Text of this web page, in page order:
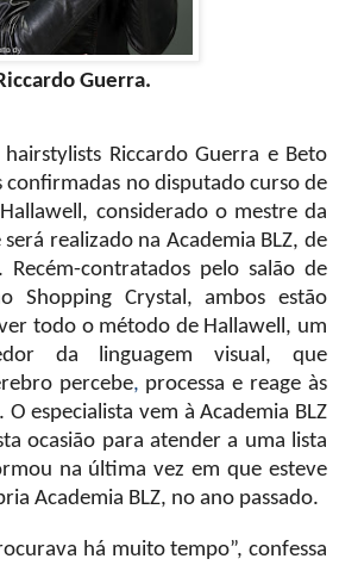
Guerra.
hairstylists Riccardo Guerra e Beto
confirmadas no disputado curso de
considerado o mestre da
realizado na Academia BLZ, de
contratados pelo salão de
Shopping Crystal, ambos estão
todo o método de Hallawell, um
da linguagem visual, que
percebe, processa e reage às
O especialista vem à Academia BLZ
ocasião para atender a uma lista
na última vez em que esteve
Academia BLZ, no ano passado.
há muito tempo”, confessa